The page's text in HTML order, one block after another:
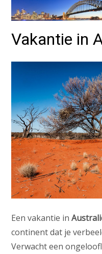
Vakantie in
Een vakantie in
continent dat je
Verwacht een